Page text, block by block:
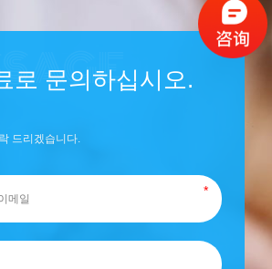
로 문의하십시오.
드리겠습니다.